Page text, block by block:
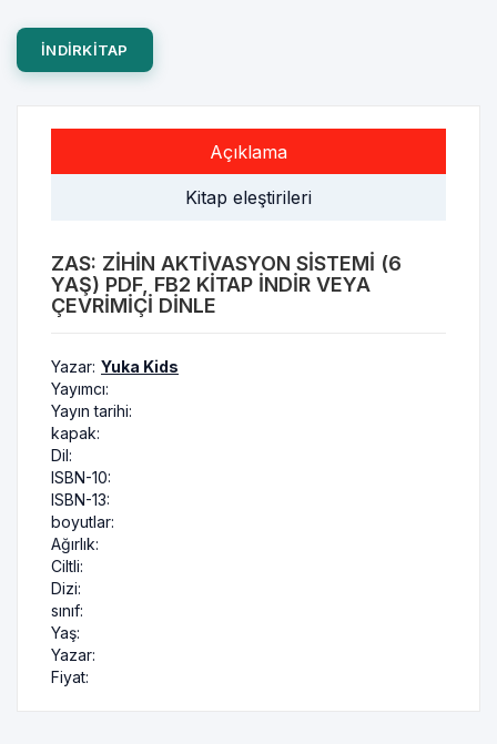
INDIRKITAP
Açıklama
Kitap eleştirileri
ZAS: ZIHIN AKTIVASYON SISTEMI (6
YAŞ) PDF, FB2 KITAP INDIR VEYA
ÇEVRIMIÇI DINLE
Yazar: Yuka Kids
Yayımcı:
Yayın tarihi:
kapak:
Dil:
ISBN-10:
ISBN-13:
boyutlar:
Ağırlık:
Ciltli:
Dizi:
sınıf:
Yaş:
Yazar:
Fiyat: